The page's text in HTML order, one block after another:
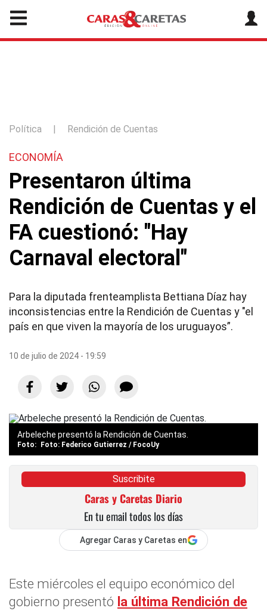
Política | Rendición de Cuentas
ECONOMÍA
Presentaron última
Rendición de Cuentas y el
FA cuestionó: "Hay
Carnaval electoral"
Para la diputada frenteamplista Bettiana Díaz hay
inconsistencias entre la Rendición de Cuentas y "el
país en que viven la mayoría de los uruguayos”.
10 de julio de 2024 - 19:59
Arbeleche presentó la Rendición de Cuentas.
Foto: Federico Gutierrez / FocoUy
Suscribite
Caras y Caretas Diario
En tu email todos los días
Agregar Caras y Caretas en
Este miércoles el equipo económico del
gobierno presentó la última Rendición de